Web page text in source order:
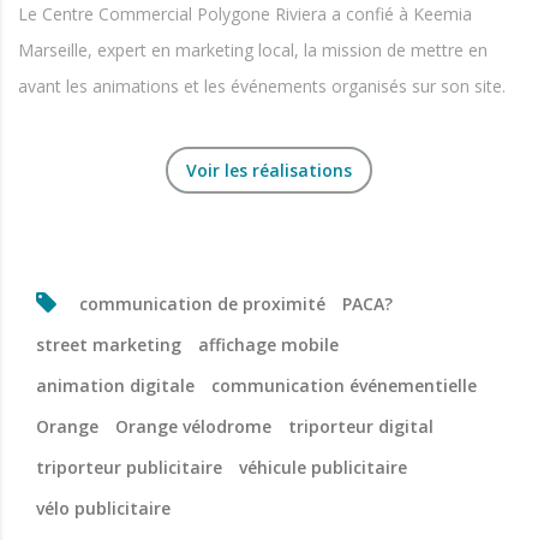
Le Centre Commercial Polygone Riviera a confié à Keemia
Marseille, expert en marketing local, la mission de mettre en
avant les animations et les événements organisés sur son site.
Voir les réalisations
communication de proximité
PACA?
street marketing
affichage mobile
animation digitale
communication événementielle
Orange
Orange vélodrome
triporteur digital
triporteur publicitaire
véhicule publicitaire
vélo publicitaire